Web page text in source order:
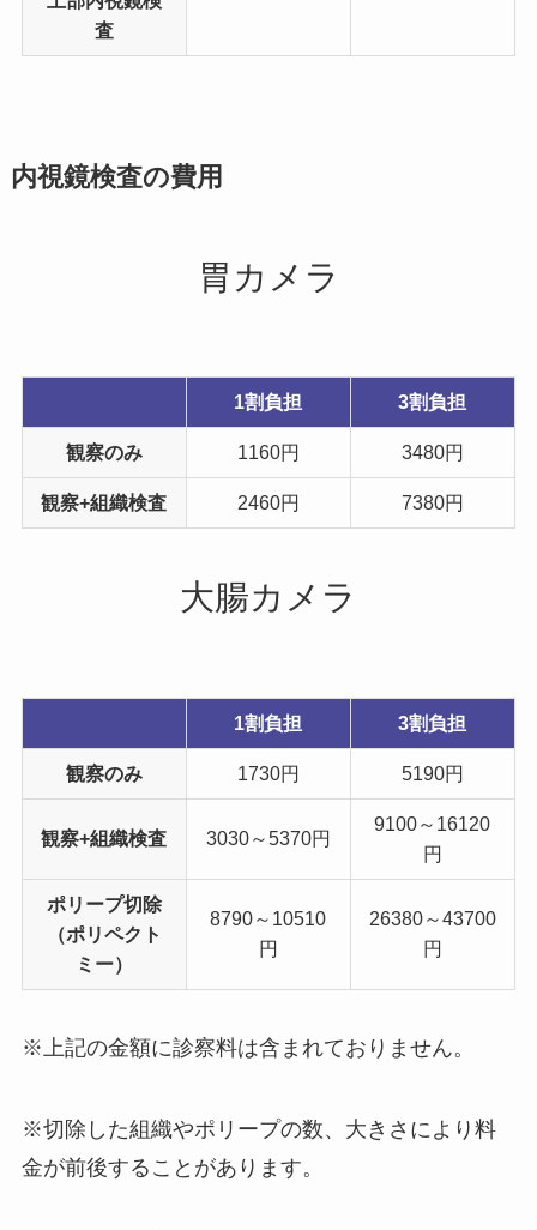
査
内視鏡検査の費用
胃カメラ
1割負担 3割負担
観察のみ 1160円 3480円
観察+組織検査 2460円 7380円
大腸カメラ
1割負担 3割負担
観察のみ 1730円 5190円
観察+組織検査 3030～5370円
9100～16120
円
ポリープ切除
（ポリペクト
ミー）
8790～10510
円
26380～43700
円
※上記の金額に診察料は含まれておりません。
※切除した組織やポリープの数、大きさにより料
金が前後することがあります。